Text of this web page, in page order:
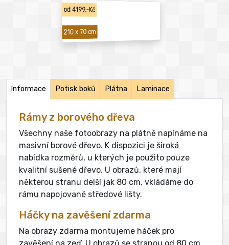
od 4199,-Kč
210 x 70 cm
Informace Potisk boků Plátna Laminace
Rámy z borového dřeva
Všechny naše fotoobrazy na plátně napínáme na
masivní borové dřevo. K dispozici je široká
nabídka rozměrů, u kterých je použito pouze
kvalitní sušené dřevo. U obrazů, které mají
některou stranu delší jak 80 cm, vkládáme do
rámu napojované středové lišty.
Háčky na zavěšení zdarma
Na obrazy zdarma montujeme háček pro